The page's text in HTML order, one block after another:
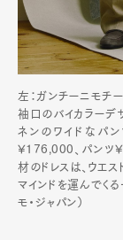
左：ガンチーニモチ
袖口のバイカラーデ
ネンのワイドなパン
¥176,000、パンツ
材のドレスは、ウエス
マインドを運んでく
モ・ジャパン）